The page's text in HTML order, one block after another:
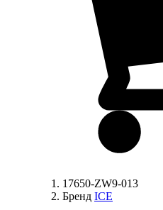
17650-ZW9-013
Бренд ICE